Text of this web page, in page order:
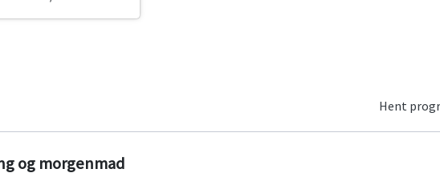
Hent
og morgenmad